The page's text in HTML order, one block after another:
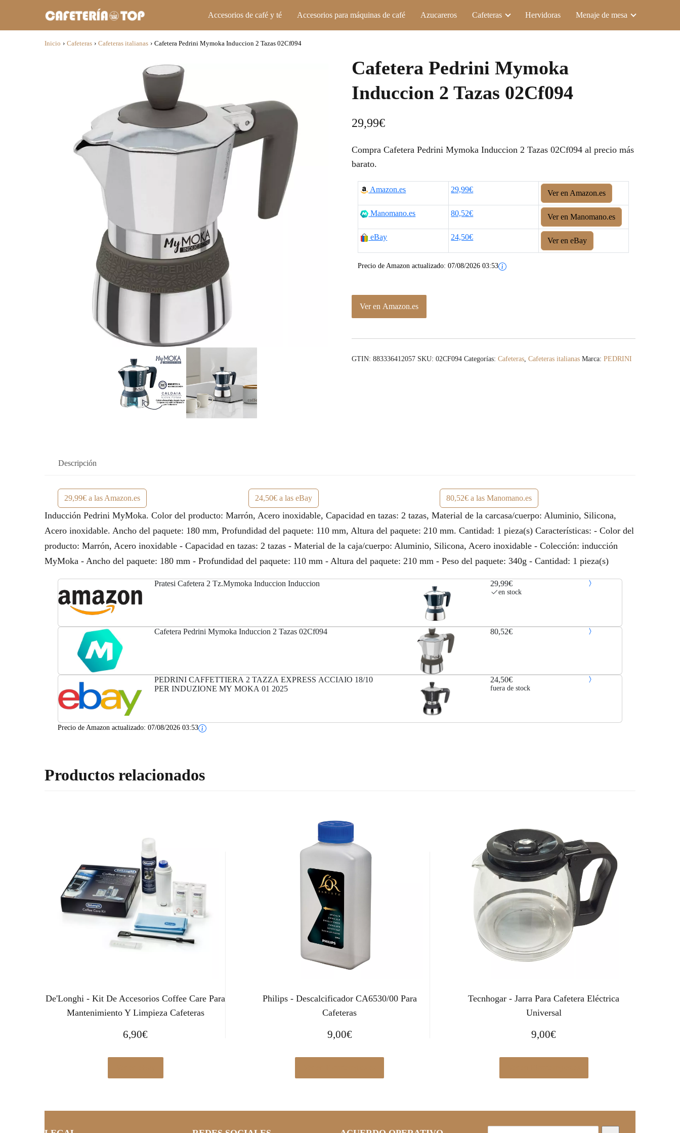
Accesorios de café y té Accesorios para máquinas de café Azucareros Cafeteras Hervidoras Menaje de mesa
Inicio › Cafeteras › Cafeteras italianas › Cafetera Pedrini Mymoka Induccion 2 Tazas 02Cf094
Cafetera Pedrini Mymoka
Induccion 2 Tazas 02Cf094
29,99€
Compra Cafetera Pedrini Mymoka Induccion 2 Tazas 02Cf094 al precio más
barato.
Amazon.es 29,99€ Ver en Amazon.es
Manomano.es 80,52€ Ver en Manomano.es
eBay 24,50€ Ver en eBay
Precio de Amazon actualizado:07/08/2026 03:53
Ver en Amazon.es
GTIN: 883336412057 SKU:02CF094 Categorías:Cafeteras,Cafeteras italianas Marca:PEDRINI
Descripción
29,99€ a las Amazon.es 24,50€ a las eBay 80,52€ a las Manomano.es
Inducción Pedrini MyMoka. Color del producto: Marrón, Acero inoxidable, Capacidad en tazas: 2 tazas, Material de la carcasa/cuerpo: Aluminio, Silicona,
Acero inoxidable. Ancho del paquete: 180 mm, Profundidad del paquete: 110 mm, Altura del paquete: 210 mm. Cantidad: 1 pieza(s) Características: - Color del
producto: Marrón, Acero inoxidable - Capacidad en tazas: 2 tazas - Material de la caja/cuerpo: Aluminio, Silicona, Acero inoxidable - Colección: inducción
MyMoka - Ancho del paquete: 180 mm - Profundidad del paquete: 110 mm - Altura del paquete: 210 mm - Peso del paquete: 340g - Cantidad: 1 pieza(s)
Pratesi Cafetera 2 Tz.Mymoka Induccion Induccion 29,99€
en stock
Cafetera Pedrini Mymoka Induccion 2 Tazas 02Cf094 80,52€
PEDRINI CAFFETTIERA 2 TAZZA EXPRESS ACCIAIO 18/10
PER INDUZIONE MY MOKA 01 2025
24,50€
fuera de stock
Precio de Amazon actualizado: 07/08/2026 03:53
Productos relacionados
De'Longhi - Kit De Accesorios Coffee Care Para
Mantenimiento Y Limpieza Cafeteras
6,90€
Philips - Descalcificador CA6530/00 Para
Cafeteras
9,00€
Tecnhogar - Jarra Para Cafetera Eléctrica
Universal
9,00€